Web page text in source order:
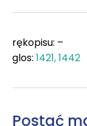
rękopisu: –
glos: 1421, 1442
Postać